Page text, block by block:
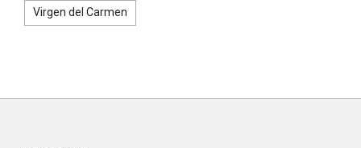
Virgen del Carmen